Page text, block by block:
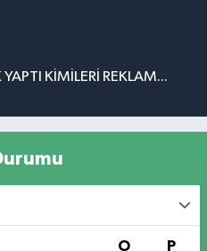
YAPTI KİMİLERİ REKLAM...
O P